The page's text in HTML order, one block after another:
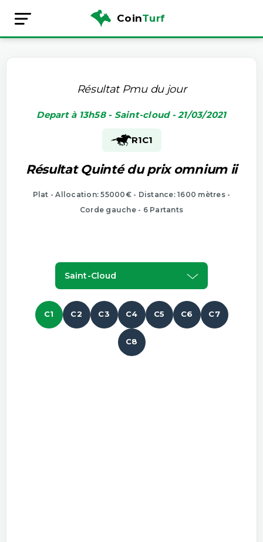
CoinTurf
Résultat Pmu du jour
Depart à 13h58 - Saint-cloud - 21/03/2021
R1C1
Résultat Quinté du prix omnium ii
Plat - Allocation: 55000€ - Distance: 1600 mètres -
Corde gauche - 6 Partants
Saint-Cloud
C1 C2 C3 C4 C5 C6 C7
C8